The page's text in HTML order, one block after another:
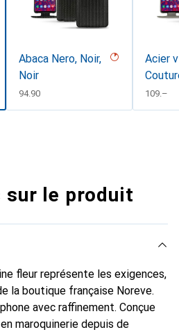
Abaca Nero, Noir,
Noir
CHF
94.90
Acier
CHF
109.–
le produit
fleur représente les exigences,
la boutique française Noreve.
avec raffinement. Conçue
maroquinerie depuis de